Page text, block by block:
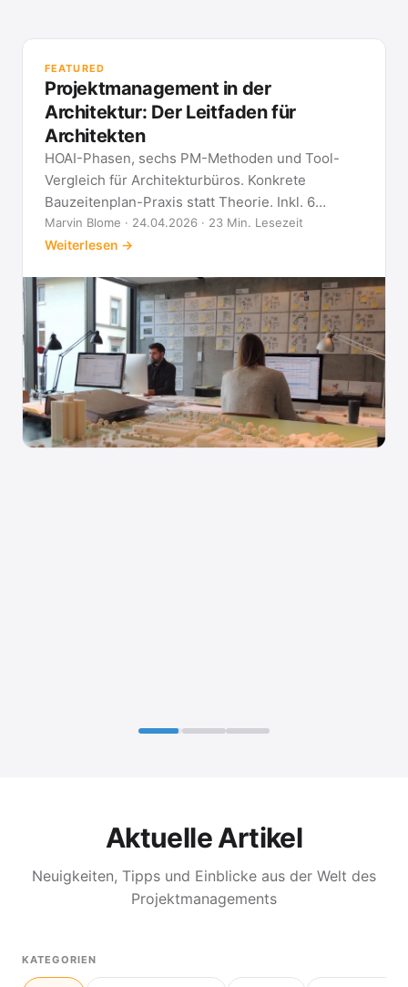
FEATURED
Projektmanagement in der
Architektur: Der Leitfaden für
Architekten
HOAI-Phasen, sechs PM-Methoden und Tool-
Vergleich für Architekturbüros. Konkrete
Bauzeitenplan-Praxis statt Theorie. Inkl. 6
Architekten-FAQ.
Marvin Blome · 24.04.2026 · 23 Min. Lesezeit
Weiterlesen →
Aktuelle Artikel
Neuigkeiten, Tipps und Einblicke aus der Welt des
Projektmanagements
KATEGORIEN